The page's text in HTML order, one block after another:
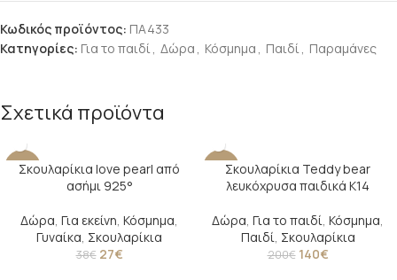
Κωδικός προϊόντος: ΠA433
Κατηγορίες: Για το παιδί, Δώρα , Κόσμημα , Παιδί, Παραμάνες
Σχετικά προϊόντα
-29%
Σκουλαρίκια love pearl από
ασήμι 925°
Δώρα, Για εκείνη, Κόσμημα,
Γυναίκα, Σκουλαρίκια
38€ 27€
-30%Σκουλαρίκια Teddy bear
λευκόχρυσα παιδικά Κ14
Δώρα, Για το παιδί, Κόσμημα,
Παιδί, Σκουλαρίκια
200€ 140€